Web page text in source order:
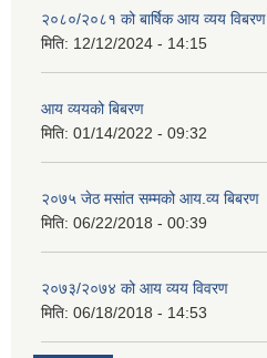
२०८०/२०८१ को बार्षिक आय व्यय विबरण
मिति: 12/12/2024 - 14:15
आय व्ययको बिबरण
मिति: 01/14/2022 - 09:32
२०७५ जेठ मसांत सम्मको आय.व्य बिबरण
मिति: 06/22/2018 - 00:39
२०७३/२०७४ को आय व्यय विवरण
मिति: 06/18/2018 - 14:53